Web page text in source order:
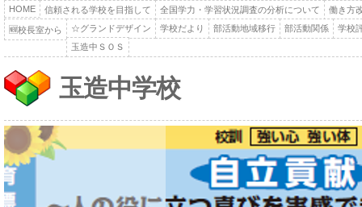
HOME 信頼される学校を目指して 全国学力・学習状況調査の分析について 働き方
🆕校長室から ☆グランドデザイン 学校だより 部活動地域移行 部活動関係
学校
玉造中ＳＯＳ
玉造中学校